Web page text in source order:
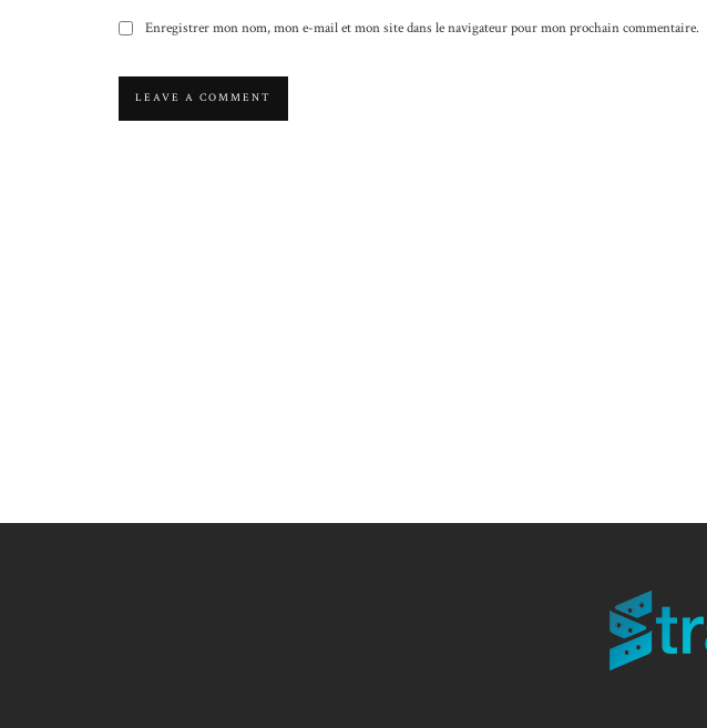
Enregistrer mon nom, mon e-mail et mon site dans le navigateur pour mon prochain commentaire.